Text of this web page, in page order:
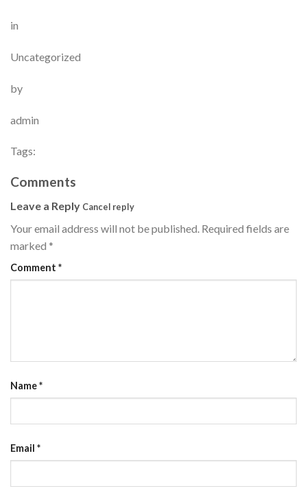
in
Uncategorized
by
admin
Tags:
Comments
Leave a Reply Cancel reply
Your email address will not be published. Required fields are
marked *
Comment *
Name*
Email *